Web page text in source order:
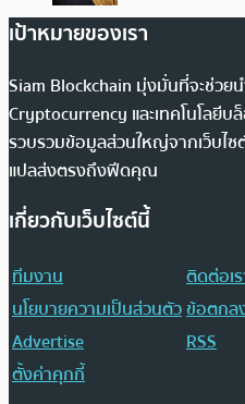
เป้าหมายของเรา
Siam Blockchain มุ่งมั่นที่จะช่วย
Cryptocurrency และเทคโนโลยีบ
รวบรวมข้อมูลส่วนใหญ่จากเว็บไซ
แปลส่งตรงถึงฟีดคุณ
เกี่ยวกับเว็บไซต์นี้
ทีมงาน
ติดต่อเ
นโยบายความเป็นส่วนตัวข้อตกล
Advertise
RSS
ตั้งค่าคุกกี้